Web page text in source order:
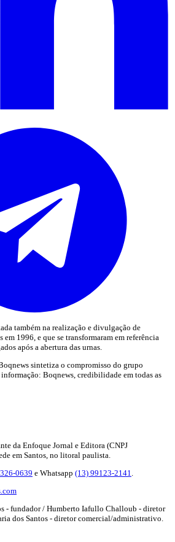
também na realização e divulgação de
1996, e que se transformaram em referência
após a abertura das urnas.
sintetiza o compromisso do grupo
Boqnews, credibilidade em todas as
da Enfoque Jornal e Editora (CNPJ
em Santos, no litoral paulista.
0639 e Whatsapp (13) 99123-2141
- fundador / Humberto Iafullo Challoub - diretor
dos Santos - diretor comercial/administrativo.